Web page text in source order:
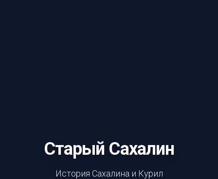
Старый Сахалин
История Сахалина и Курил